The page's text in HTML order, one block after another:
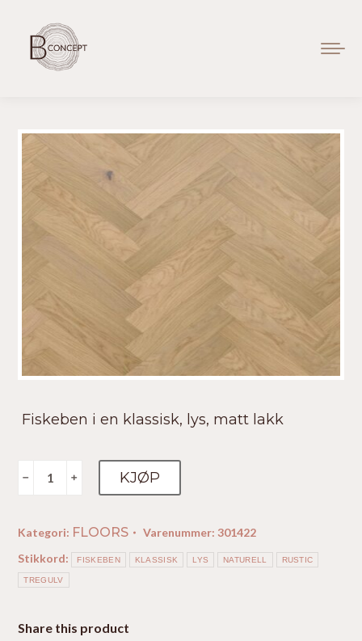
Fiskeben i en klassisk, lys, matt lakk
Alda
﹣ ﹢ KJØP
Kategori: FLOORS Varenummer:301422
Stikkord:
FISKEBEN KLASSISK LYS NATURELL RUSTIC
TREGULV
Share this product